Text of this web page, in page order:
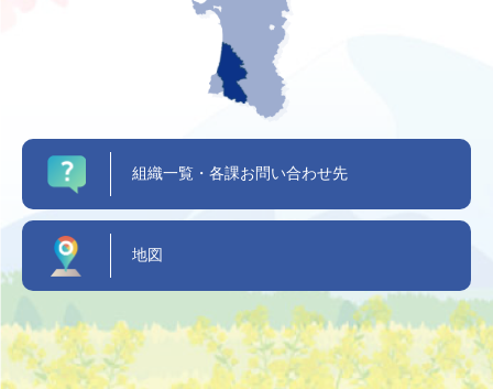
組織一覧・各課お問い合わせ先
地図